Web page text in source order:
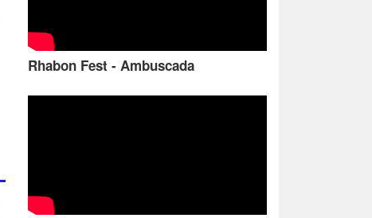
Rhabon Fest - Ambuscada